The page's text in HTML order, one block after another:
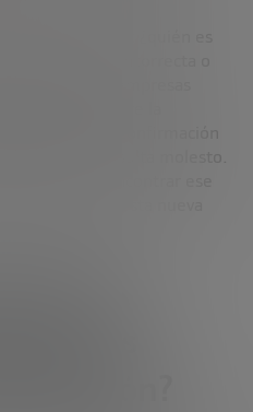
legales y éticas: ¿quién es
una reserva incorrecta o
ahora, las empresas
debate sobre la
debe pedir confirmación
resulta molesto.
Encontrar ese
retos de esta nueva
la IA
que los